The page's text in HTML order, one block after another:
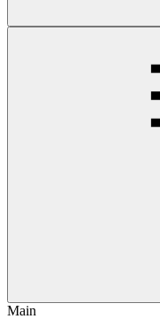
Main